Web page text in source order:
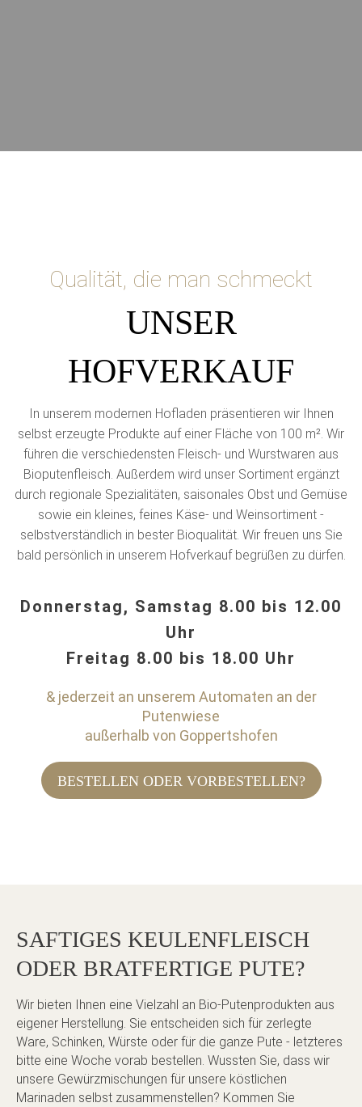
Qualität, die man schmeckt
UNSER
HOFVERKAUF
In unserem modernen Hofladen präsentieren wir Ihnen
selbst erzeugte Produkte auf einer Fläche von 100 m². Wir
führen die verschiedensten Fleisch- und Wurstwaren aus
Bioputenfleisch. Außerdem wird unser Sortiment ergänzt
durch regionale Spezialitäten, saisonales Obst und Gemüse
sowie ein kleines, feines Käse- und Weinsortiment -
selbstverständlich in bester Bioqualität. Wir freuen uns Sie
bald persönlich in unserem Hofverkauf begrüßen zu dürfen.
Donnerstag, Samstag 8.00 bis 12.00
Uhr
Freitag 8.00 bis 18.00 Uhr
& jederzeit an unserem Automaten an der
Putenwiese
außerhalb von Goppertshofen
BESTELLEN ODER VORBESTELLEN?
SAFTIGES KEULENFLEISCH
ODER BRATFERTIGE PUTE?
Wir bieten Ihnen eine Vielzahl an Bio-Putenprodukten aus
eigener Herstellung. Sie entscheiden sich für zerlegte
Ware, Schinken, Würste oder für die ganze Pute - letzteres
bitte eine Woche vorab bestellen. Wussten Sie, dass wir
unsere Gewürzmischungen für unsere köstlichen
Marinaden selbst zusammenstellen? Kommen Sie